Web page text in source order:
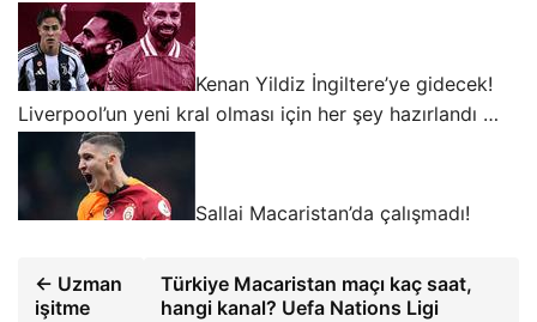
Kenan Yildiz İngiltere’ye gidecek!
Liverpool’un yeni kral olması için her şey hazırlandı …
Sallai Macaristan’da çalışmadı!
← Uzman
işitme
Türkiye Macaristan maçı kaç saat,
hangi kanal? Uefa Nations Ligi